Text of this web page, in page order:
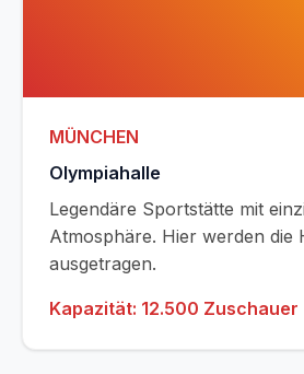
MÜNCHEN
Olympiahalle
Legendäre Sportstätte mit
Atmosphäre. Hier werden die
ausgetragen.
Kapazität: 12.500 Zuschauer